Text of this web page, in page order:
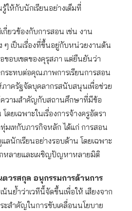
ให้กับนักเรียนอย่างเต็มที่
กี่ยวข้องกับการสอน เช่น งาน
ๆ เป็นเรื่องที่ขึ้นอยู่กับหน่วยงานต้น
ขอบเขตของคุรุสภา แต่ยืนยันว่า
ระทบต่อคุณภาพการเรียนการสอน
ภาครัฐจัดบุคลากรสนับสนุนเพื่อช่วย
ความสำคัญกับสถานศึกษาที่มีข้อ
ยเฉพาะในเรื่องการจ้างครูอัตรา
มเทกับภารกิจหลัก ได้แก่ การสอน
ลนักเรียนอย่างรอบด้าน โดยเฉพาะ
หลายและเผชิญปัญหาหลายมิติ
วรสกุล อนุกรรมการด้านการ
เน้นย้ำว่าเวทีนี้จัดขึ้นเพื่อให้ เสียงจาก
ะสำคัญในการขับเคลื่อนนโยบาย